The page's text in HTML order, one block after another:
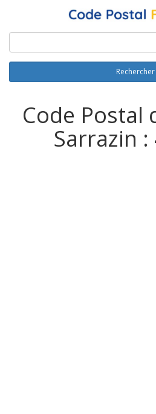
Rechercher
Code Postal
Sarrazin :